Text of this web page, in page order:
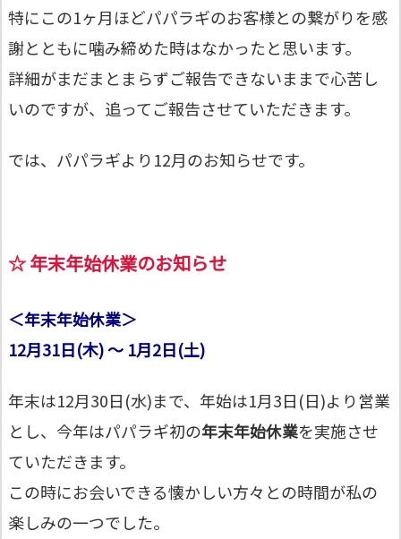
特にこの1ヶ月ほどパパラギのお客様との繋がりを感
謝とともに噛み締めた時はなかったと思います。
詳細がまだまとまらずご報告できないままで心苦し
いのですが、追ってご報告させていただきます。
では、パパラギより12月のお知らせです。
☆ 年末年始休業のお知らせ
＜年末年始休業＞
12月31日(木) ～ 1月2日(土)
年末は12月30日(水)まで、年始は1月3日(日)より営業
とし、今年はパパラギ初の年末年始休業を実施させ
ていただきます。
この時にお会いできる懐かしい方々との時間が私の
楽しみの一つでした。